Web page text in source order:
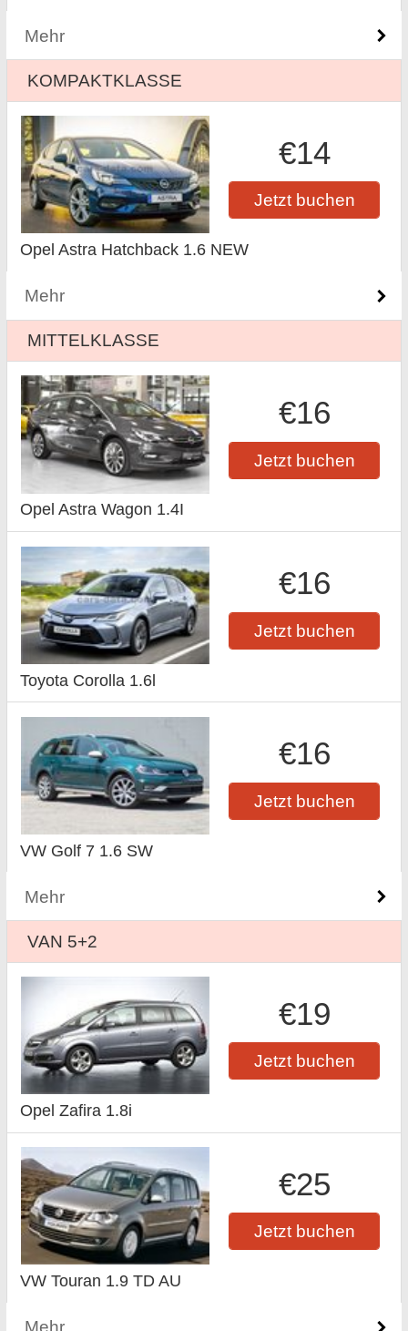
Mehr
KOMPAKTKLASSE
€14
Jetzt buchen
Opel Astra Hatchback 1.6 NEW
Mehr
MITTELKLASSE
€16
Jetzt buchen
Opel Astra Wagon 1.4I
€16
Jetzt buchen
Toyota Corolla 1.6l
€16
Jetzt buchen
VW Golf 7 1.6 SW
Mehr
VAN 5+2
€19
Jetzt buchen
Opel Zafira 1.8i
€25
Jetzt buchen
VW Touran 1.9 TD AU
Mehr